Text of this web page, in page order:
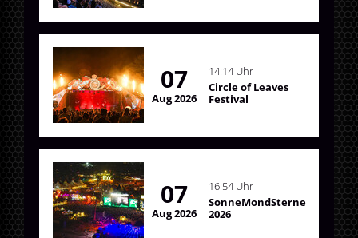
07
Aug 2026
14:14 Uhr
Circle of Leaves
Festival
07
Aug 2026
16:54 Uhr
SonneMondSterne
2026